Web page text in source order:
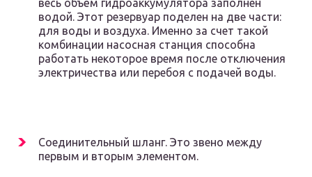
весь объём гидроаккумулятора заполнен
водой. Этот резервуар поделен на две части:
для воды и воздуха. Именно за счет такой
комбинации насосная станция способна
работать некоторое время после отключения
электричества или перебоя с подачей воды.
Соединительный шланг. Это звено между
первым и вторым элементом.